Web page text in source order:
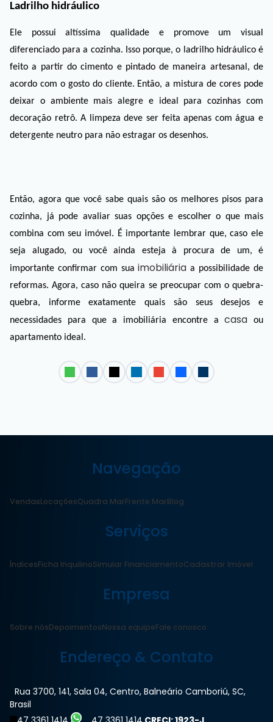
Ladrilho hidráulico
Ele possui altíssima qualidade e promove um visual
diferenciado para a cozinha. Isso porque, o ladrilho hidráulico é
feito a partir do cimento e pintado de maneira artesanal, de
acordo com o gosto do cliente. Então, a mistura de cores pode
deixar o ambiente mais alegre e ideal para cozinhas com
decoração retrô. A limpeza deve ser feita apenas com água e
detergente neutro para não estragar os desenhos.
Então, agora que você sabe quais são os melhores pisos para
cozinha, já pode avaliar suas opções e escolher o que mais
combina com seu imóvel. É importante lembrar que, caso ele
seja alugado, ou você ainda esteja à procura de um, é
importante confirmar com sua imobiliária a possibilidade de
reformas. Agora, caso não queira se preocupar com o quebra-
quebra, informe exatamente quais são seus desejos e
necessidades para que a imobiliária encontre a casa ou
apartamento ideal.
Navegação
VendasLocaçõesQuadra MarFrente MarBlog
Serviços
ÍndicesFicha InquilinoSimular FinanciamentoCadastrar Imóvel
Empresa
Sobre nósDepoimentosNossa equipeFale conosco
Endereço & Contato
Rua 3700, 141, Sala 04, Centro, Balneário Camboriú, SC,
Brasil